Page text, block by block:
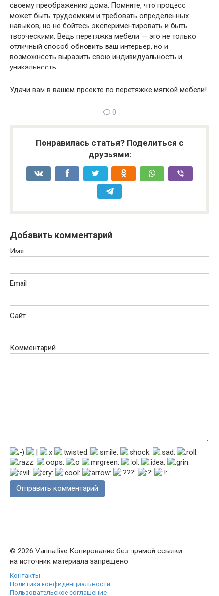
своему преображению дома. Помните, что процесс
может быть трудоемким и требовать определенных
навыков, но не бойтесь экспериментировать и быть
творческими. Ведь перетяжка мебели — это не только
отличный способ обновить ваш интерьер, но и
возможность выразить свою индивидуальность и
уникальность.
Удачи вам в вашем проекте по перетяжке мягкой мебели!
0
Понравилась статья? Поделиться с
друзьями:
Добавить комментарий
Имя
Email
Сайт
Комментарий
© 2026 Vanna.live Копирование без прямой ссылки
на источник материала запрещено
Контакты
Политика конфиденциальности
Пользовательское соглашение